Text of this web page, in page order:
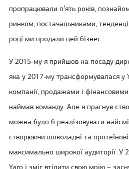
пропрацювали п’ять років,
ринком, постачальниками,
році ми продали цей бізнес.
У 2015-му я прийшов на посаду
яка у 2017-му трансформувалася у
компанії, продажами і
наймав команду. Але я прагнув
можна було б реалізовувати
створюючи шоколадні та
максимально широкої аудиторії. У